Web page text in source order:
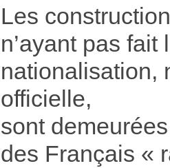
Les
n’ayant pas fait
nationalisation,
officielle,
sont
des Français «